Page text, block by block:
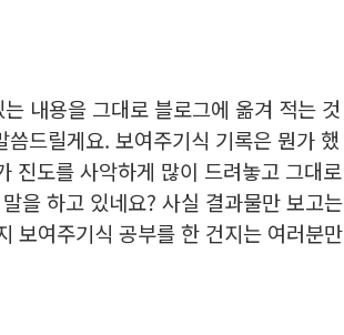
내용을 그대로 블로그에 옮겨 적는 것
드릴게요. 보여주기식 기록은 뭔가 했
진도를 사악하게 많이 드려놓고 그대로
을 하고 있네요? 사실 결과물만 보고는
보여주기식 공부를 한 건지는 여러분만